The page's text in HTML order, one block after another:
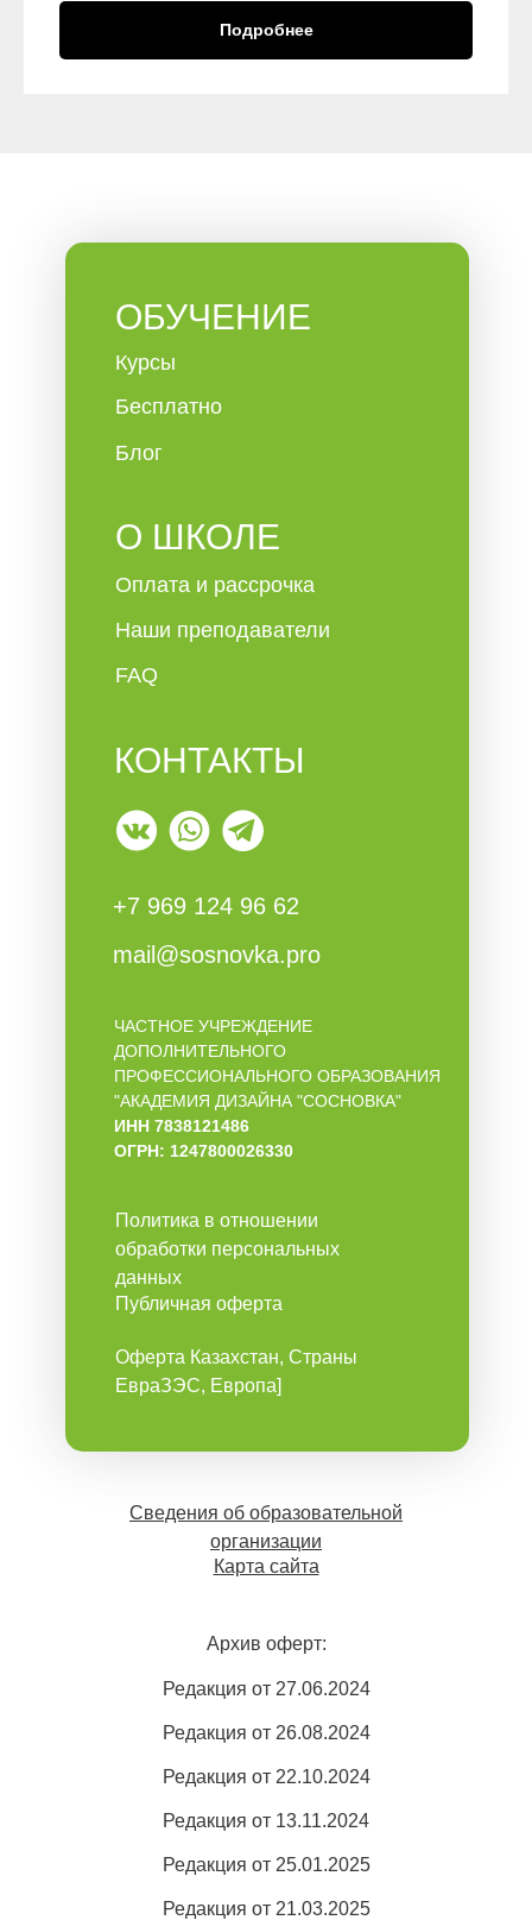
Подробнее
КОНТАКТЫ
+7 969 124 96 62
mail@sosnovka.pro
ЧАСТНОЕ УЧРЕЖДЕНИЕ
ДОПОЛНИТЕЛЬНОГО
ПРОФЕССИОНАЛЬНОГО ОБРАЗОВАНИЯ
"АКАДЕМИЯ ДИЗАЙНА "СОСНОВКА"
ИНН 7838121486
ОГРН: 1247800026330
ОБУЧЕНИЕ
О ШКОЛЕ
Курсы
Бесплатно
Блог
Оплата и рассрочка
Наши преподаватели
FAQ
Политика в отношении
обработки персональных
данных
Публичная оферта
Оферта Казахстан, Страны
ЕвраЗЭС, Европа]
Сведения об образовательной
организации
Карта сайта
Архив оферт:
Редакция от 27.06.2024
Редакция от 26.08.2024
Редакция от 25.01.2025
Редакция от 21.03.2025
Редакция от 22.10.2024
Редакция от 13.11.2024